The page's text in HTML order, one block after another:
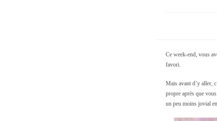
Ce week-end, vous
favori.
Mais avant d’y aller,
propre après que
un peu moins jovial